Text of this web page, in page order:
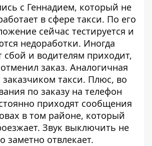
с Геннадием, который не
в сфере такси. По его
сейчас тестируется и
недоработки. Иногда
сбой и водителям приходит,
заказ. Аналогичная
заказчиком такси. Плюс, во
по заказу на телефон
приходят сообщения
в том районе, который
Звук выключить не
заметно отвлекает.